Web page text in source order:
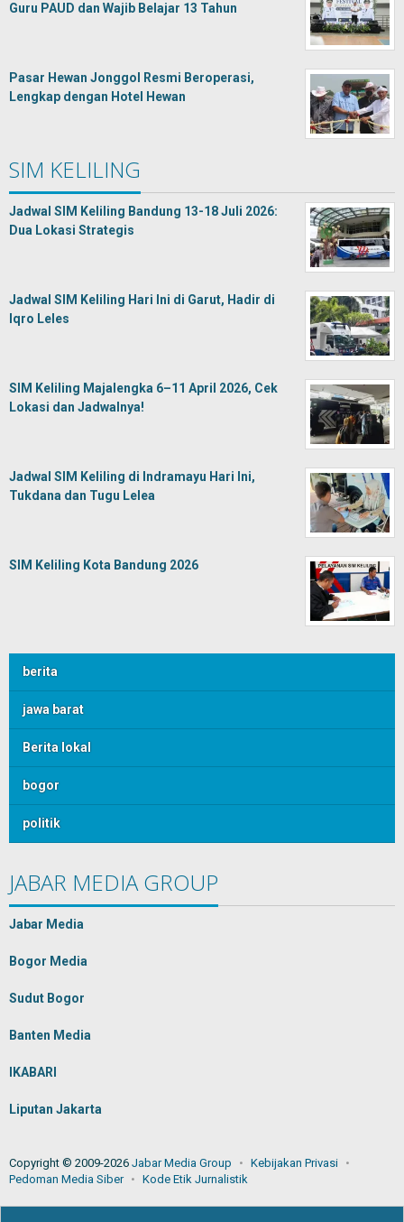
Guru PAUD dan Wajib Belajar 13 Tahun
Pasar Hewan Jonggol Resmi Beroperasi,
Lengkap dengan Hotel Hewan
SIM KELILING
Jadwal SIM Keliling Bandung 13-18 Juli 2026:
Dua Lokasi Strategis
Jadwal SIM Keliling Hari Ini di Garut, Hadir di
Iqro Leles
SIM Keliling Majalengka 6–11 April 2026, Cek
Lokasi dan Jadwalnya!
Jadwal SIM Keliling di Indramayu Hari Ini,
Tukdana dan Tugu Lelea
SIM Keliling Kota Bandung 2026
berita
jawa barat
Berita lokal
bogor
politik
JABAR MEDIA GROUP
Jabar Media
Bogor Media
Sudut Bogor
Banten Media
IKABARI
Liputan Jakarta
Copyright © 2009-2026 Jabar Media Group
Kebijakan Privasi
Pedoman Media Siber
Kode Etik Jurnalistik